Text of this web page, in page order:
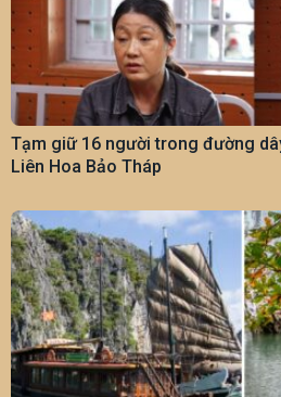
Tạm giữ 16 người trong đường
Liên Hoa Bảo Tháp